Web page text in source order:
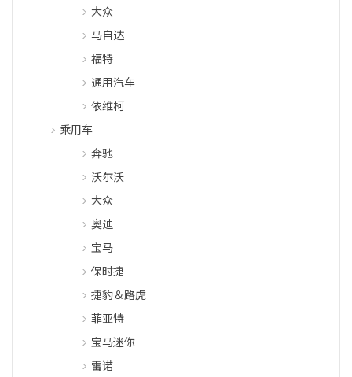
大众
马自达
福特
通用汽车
依维柯
乘用车
奔驰
沃尔沃
大众
奥迪
宝马
保时捷
捷豹＆路虎
菲亚特
宝马迷你
雷诺